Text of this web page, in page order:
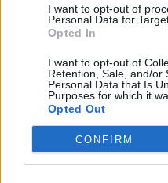
I want to opt-out of
Personal Data for
Opted In
I want to opt-out of
Retention, Sale, and/or
Personal Data that Is
Purposes for which it
Opted Out
CONFIRM